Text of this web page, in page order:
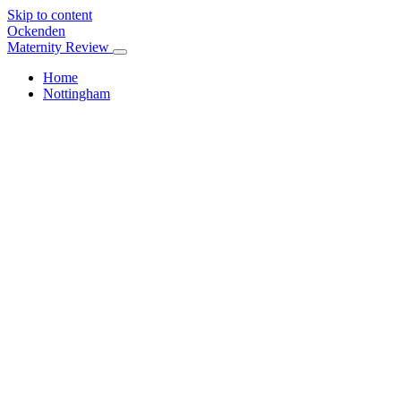
Skip to content
Ockenden
Maternity Review
Home
Nottingham